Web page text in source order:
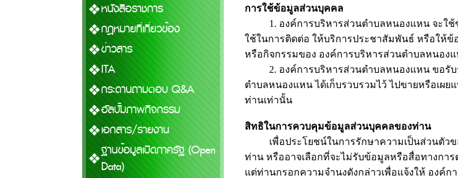
หนังสือราชการ
กฎหมายที่เกี่ยวข้อง
ข่าวสาร
ITA
กระดานถามตอบ Q&A
อัลบั้มภาพกิจกรรม
เอกสาร/รายงาน
ฐานข้อมูลเปิดภาครัฐ (Open
Data)
การใช้ข้อมูลส่วนบุคคล
1. องค์การบริหารส่วนตำบลหนองแหน จะใช้ข้
ใช้ในการติดต่อ ให้บริการประชาสัมพันธ์ หรือให้
หรือกิจกรรมของ องค์การบริหารส่วนตำบลหนอง
2. องค์การบริหารส่วนตำบลหนองแหน ขอรับ
ตำบลหนองแหน ได้เก็บรวบรวมไว้ ไปขายหรือเผ
ท่านเท่านั้น
สิทธิในการควบคุมข้อมูลส่วนบุคคลของท่าน
เพื่อประโยชน์ในการรักษาความเป็นส่วนตัวข
ท่าน หรืออาจเลือกที่จะไม่รับข้อมูลหรือสื่อทางการ
แต่ท่านกรอกความจำนงดังกล่าวเพื่อแจ้งให้ องค์